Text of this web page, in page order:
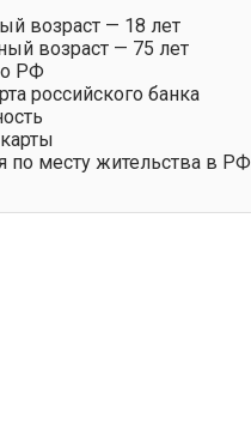
возраст — 18 лет
возраст — 75 лет
РФ
российского банка
по месту жительства в РФ